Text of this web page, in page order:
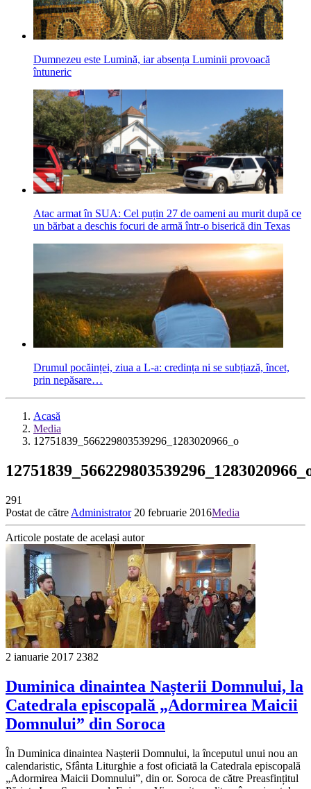
Dumnezeu este Lumină, iar absența Luminii provoacă
întuneric
Atac armat în SUA: Cel puțin 27 de oameni au murit după ce
un bărbat a deschis focuri de armă într-o biserică din Texas
Drumul pocăinței, ziua a L-a: credința ni se subțiază, încet,
prin nepăsare…
Acasă
Media
12751839_566229803539296_1283020966_o
291
Postat de către Administrator 20 februarie 2016Media
Articole postate de același autor
2 ianuarie 2017 2382
Duminica dinaintea Nașterii Domnului, la
Catedrala episcopală „Adormirea Maicii
Domnului” din Soroca
În Duminica dinaintea Nașterii Domnului, la începutul unui nou an
calendaristic, Sfânta Liturghie a fost oficiată la Catedrala episcopală
„Adormirea Maicii Domnului”, din or. Soroca de către Preasfințitul